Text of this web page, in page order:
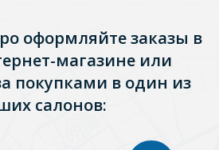
оформляйте заказы в
магазине или
покупками в один из
салонов: